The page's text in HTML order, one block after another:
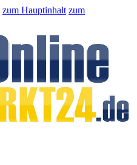
zum Hauptinhalt zum